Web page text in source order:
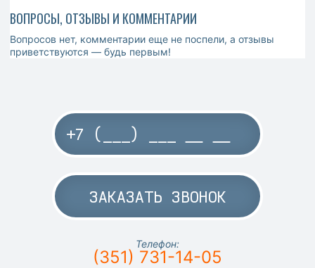
ВОПРОСЫ, ОТЗЫВЫ И КОММЕНТАРИИ
Вопросов нет, комментарии еще не поспели, а отзывы
приветствуются — будь первым!
ЗАКАЗАТЬ ЗВОНОК
Телефон:
(351) 731-14-05